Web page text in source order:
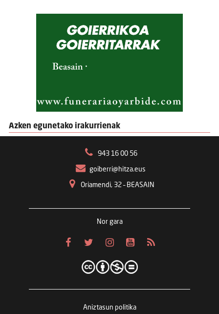
Azken egunetako irakurrienak
943 16 00 56
goiberri@hitza.eus
Oriamendi, 32 – BEASAIN
Nor gara
Aniztasun politika